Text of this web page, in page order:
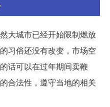
大城市已经开始限制燃放
习俗还没有改变，市场空
话可以在过年期间卖鞭
合法性，遵守当地的相关